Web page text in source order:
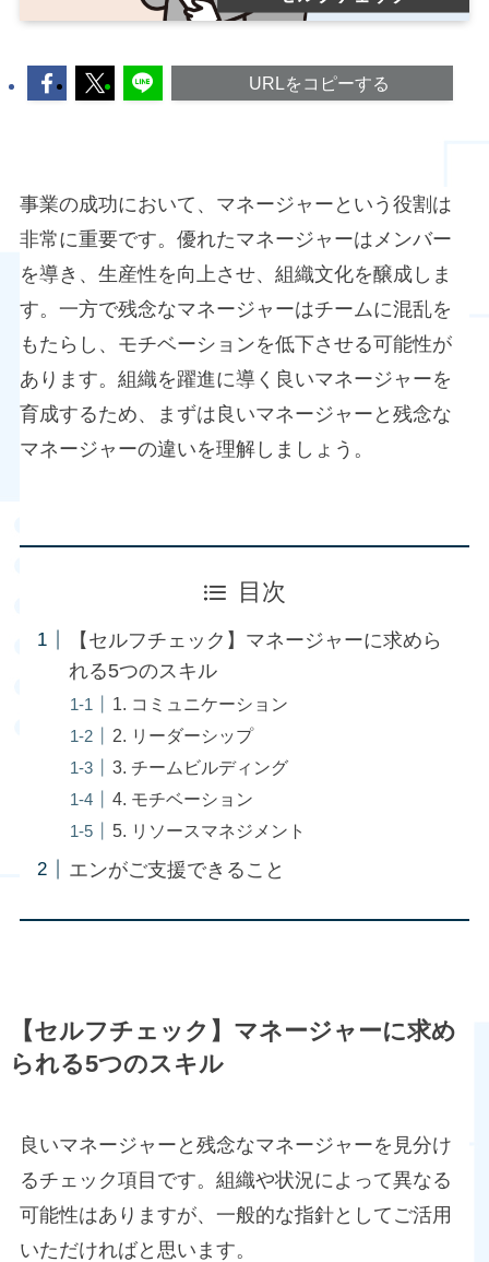
URLをコピーする
事業の成功において、マネージャーという役割は
非常に重要です。優れたマネージャーはメンバー
を導き、生産性を向上させ、組織文化を醸成しま
す。一方で残念なマネージャーはチームに混乱を
もたらし、モチベーションを低下させる可能性が
あります。組織を躍進に導く良いマネージャーを
育成するため、まずは良いマネージャーと残念な
マネージャーの違いを理解しましょう。
目次
【セルフチェック】マネージャーに求めら
れる5つのスキル
1. コミュニケーション
2. リーダーシップ
3. チームビルディング
4. モチベーション
5. リソースマネジメント
エンがご支援できること
【セルフチェック】マネージャーに求め
られる5つのスキル
良いマネージャーと残念なマネージャーを見分け
るチェック項目です。組織や状況によって異なる
可能性はありますが、一般的な指針としてご活用
いただければと思います。